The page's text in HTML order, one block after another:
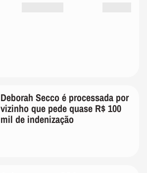
Deborah Secco é processada por
vizinho que pede quase R$ 100
mil de indenização